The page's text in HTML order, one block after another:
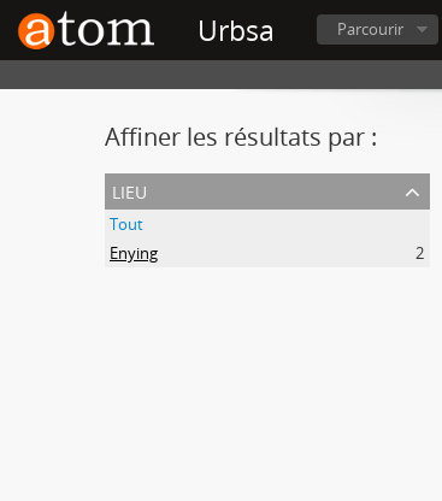
Urbsa Parcourir
Affiner les résultats par :
lieu
Tout
Enying
2